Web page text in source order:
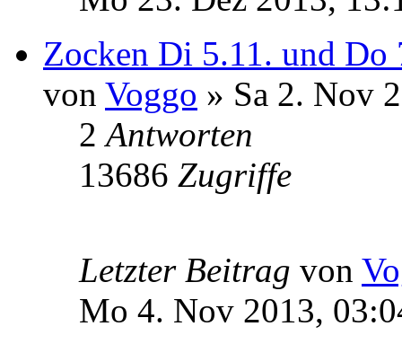
Zocken Di 5.11. und Do
von Voggo » Sa 2. Nov
2Antworten
13686 Zugriffe
Letzter Beitrag von
Mo 4. Nov 2013,